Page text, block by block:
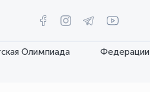
Олимпиада Федерации